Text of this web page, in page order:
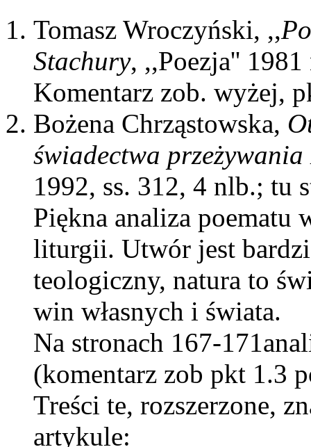
Tomasz Wroczyński, ,,
Stachury, ,,Poezja''
Komentarz zob. wyżej,
Bożena Chrząstowska,
świadectwa
1992, ss. 312, 4 nlb.; tu
Piękna analiza poematu
liturgii. Utwór jest
teologiczny, natura to
win własnych i świata.
Na stronach 167-
(komentarz zob pkt 1.3
Treści te, rozszerzone,
artykule: